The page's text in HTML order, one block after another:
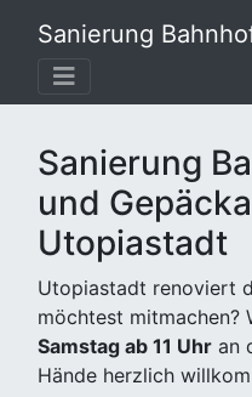
Sanierung
Sanierung
und
Utopiastadt
Utopiastadt renoviert
möchtest mitmachen?
Samstag ab 11 Uhr an
Hände herzlich